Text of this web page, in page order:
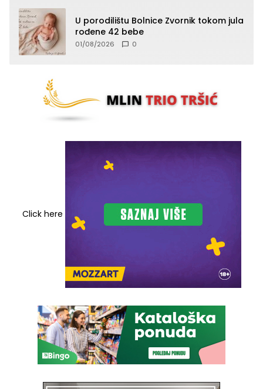
U porodilištu Bolnice Zvornik tokom jula
rođene 42 bebe
01/08/2026 0
Click here